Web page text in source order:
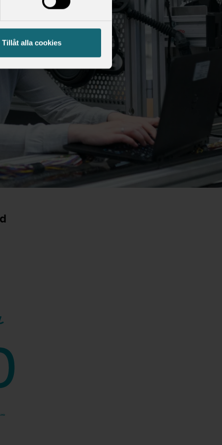
Tillåt alla cookies